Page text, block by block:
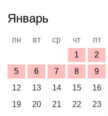
Январь
пн вт ср чт пт
1
2
5
6 7 8 9
12
13 14 15 16
19
20 21 22 23